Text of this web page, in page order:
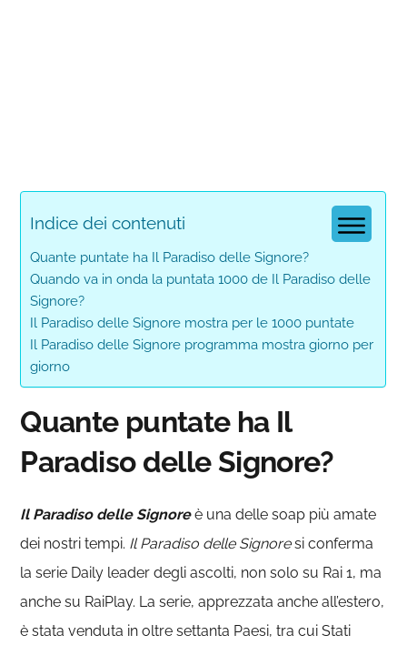
Indice dei contenuti
Quante puntate ha Il Paradiso delle Signore?
Quando va in onda la puntata 1000 de Il Paradiso delle
Signore?
Il Paradiso delle Signore mostra per le 1000 puntate
Il Paradiso delle Signore programma mostra giorno per
giorno
Quante puntate ha Il
Paradiso delle Signore?
Il Paradiso delle Signoreè una delle soap più amate
dei nostri tempi. Il Paradiso delle Signoresi conferma
la serie Daily leader degli ascolti, non solo su Rai 1, ma
anche su RaiPlay. La serie, apprezzata anche all’estero,
è stata venduta in oltre settanta Paesi, tra cui Stati